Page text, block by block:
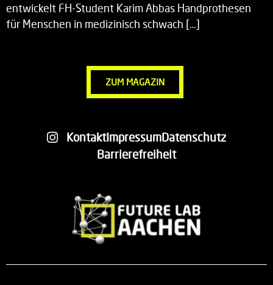
entwickelt FH-Student Karim Abbas Handprothesen
für Menschen in medizinisch schwach […]
ZUM MAGAZIN
KontaktImpressumDatenschutz
Barrierefreiheit